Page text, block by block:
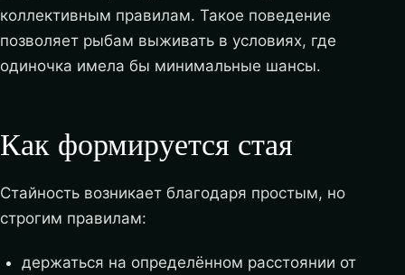
коллективным правилам. Такое поведение
позволяет рыбам выживать в условиях, где
одиночка имела бы минимальные шансы.
Как формируется стая
Стайность возникает благодаря простым, но
строгим правилам:
держаться на определённом расстоянии от